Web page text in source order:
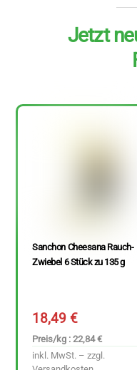
Jetzt
Sanchon Cheesana Rauch-
Zwiebel 6 Stück zu 135 g
18,49€
Preis/kg : 22,84 €
inkl. MwSt. – zzgl.